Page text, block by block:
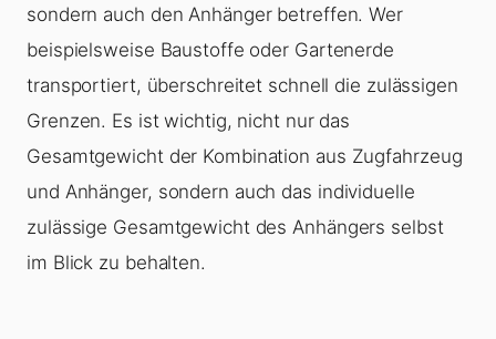
sondern auch den Anhänger betreffen. Wer
beispielsweise Baustoffe oder Gartenerde
transportiert, überschreitet schnell die zulässigen
Grenzen. Es ist wichtig, nicht nur das
Gesamtgewicht der Kombination aus Zugfahrzeug
und Anhänger, sondern auch das individuelle
zulässige Gesamtgewicht des Anhängers selbst
im Blick zu behalten.